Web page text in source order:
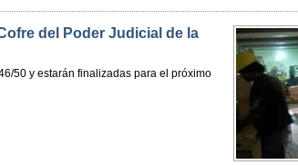
del Poder Judicial de la
50 y estarán finalizadas para el próximo